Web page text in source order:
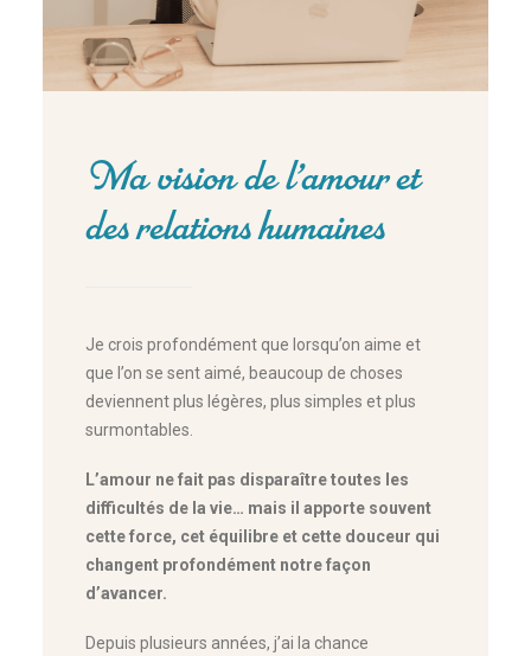
Ma vision de l’amour et
des relations humaines
Je crois profondément que lorsqu’on aime et
que l’on se sent aimé, beaucoup de choses
deviennent plus légères, plus simples et plus
surmontables.
L’amour ne fait pas disparaître toutes les
difficultés de la vie… mais il apporte souvent
cette force, cet équilibre et cette douceur qui
changent profondément notre façon
d’avancer.
Depuis plusieurs années, j’ai la chance